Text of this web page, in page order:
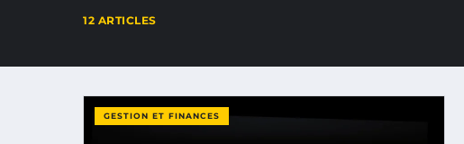
12 ARTICLES
GESTION ET FINANCES